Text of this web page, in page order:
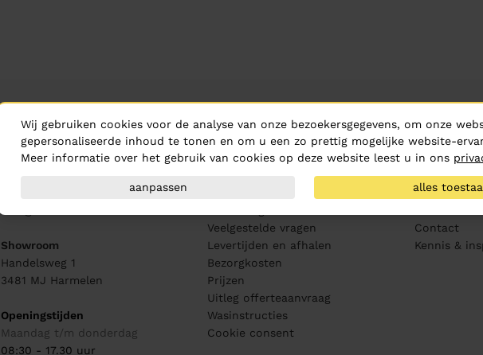
Bel ons
0348 - 444 440
info@hurricane.nl
Showroom
Handelsweg 1
3481 MJ Harmelen
Openingstijden
Maandag t/m donderdag
08:30 - 17.30 uur
Aanleveren artwork
PMS kleurenwaaier
Veelgestelde vragen
Levertijden en afhalen
Bezorgkosten
Prijzen
Uitleg offerteaanvraag
Wasinstructies
Cookie consent
Over
Vacatures
MVO
Contact
Kennis &
Wij gebruiken cookies voor de analyse van onze bezoekersgegevens, om onze
gepersonaliseerde inhoud te tonen en om u een zo prettig mogelijke website-
Meer informatie over het gebruik van cookies op deze website leest u in ons
aanpassen alles